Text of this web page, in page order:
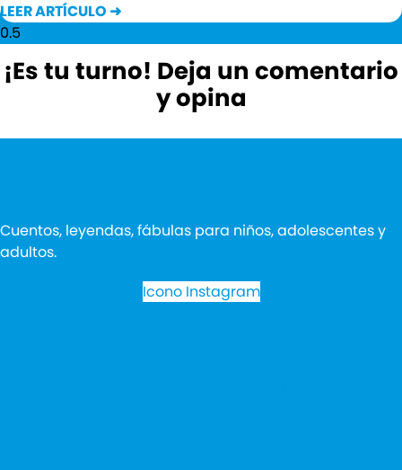
LEER ARTÍCULO ➜
¡Es tu turno! Deja un comentario
y opina
Cuentos, leyendas, fábulas para niños, adolescentes y
adultos.
Icono Instagram